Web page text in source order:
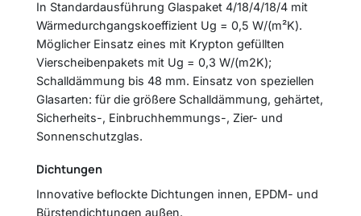
In Standardausführung Glaspaket 4/18/4/18/4 mit
Wärmedurchgangskoeffizient Ug = 0,5 W/(m²K).
Möglicher Einsatz eines mit Krypton gefüllten
Vierscheibenpakets mit Ug = 0,3 W/(m2K);
Schalldämmung bis 48 mm. Einsatz von speziellen
Glasarten: für die größere Schalldämmung, gehärtet,
Sicherheits-, Einbruchhemmungs-, Zier- und
Sonnenschutzglas.
Dichtungen
Innovative beflockte Dichtungen innen, EPDM- und
Bürstendichtungen außen.